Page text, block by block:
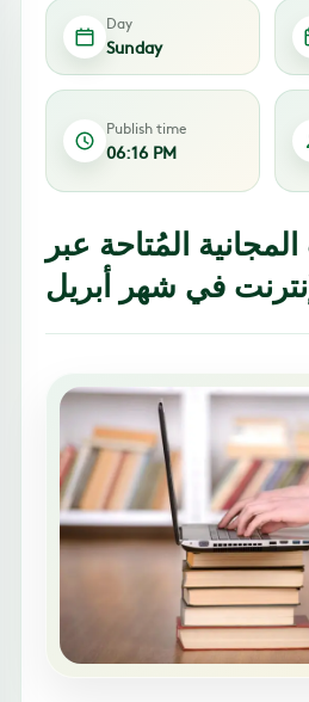
Day
Sunday
Publish time
06:16 PM
المُتاحة عبر
في شهر أبريل